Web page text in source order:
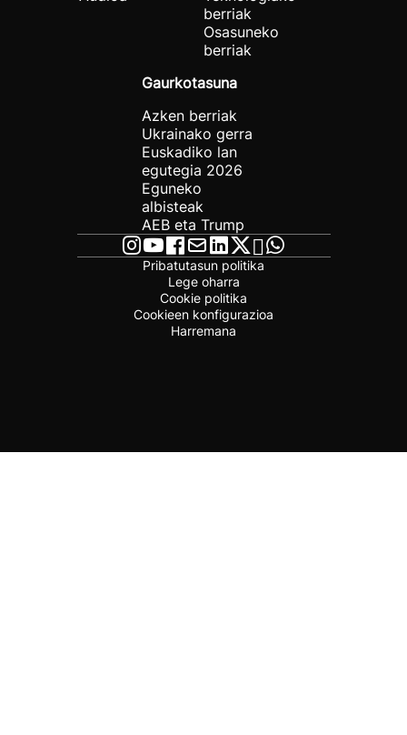
berriak
Osasuneko
berriak
Gaurkotasuna
Azken berriak
Ukrainako gerra
Euskadiko lan
egutegia 2026
Eguneko
albisteak
AEB eta Trump
Pribatutasun politika
Lege oharra
Cookie politika
Cookieen konfigurazioa
Harremana